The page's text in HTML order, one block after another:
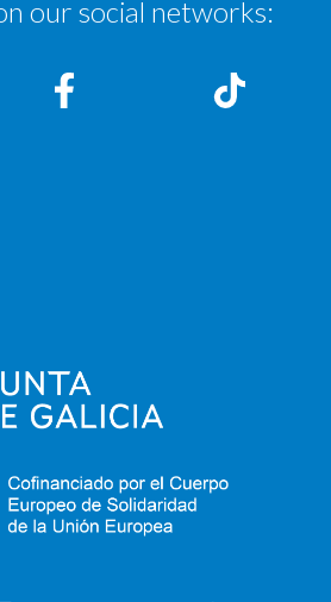
our social networks: